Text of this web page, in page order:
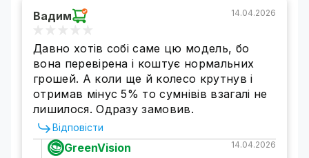
території України. Для отримання товару
заповніть заявку на сайті. Форм[Операционная
доставки обговорюються з покупцем при
оформленні замовлення.
Гарантія від виробника на GreenVision V-N-
S019/9 - 12 місяців.
Повернення і обмін товару проводиться
відповідно до Закону України "Про захист
прав споживача".
Вадим 14.04.2026
Давно хотів собі саме цю модель, бо
вона перевірена і коштує нормальних
грошей. А коли ще й колесо крутнув і
отримав мінус 5% то сумнівів взагалі не
лишилося. Одразу замовив.
Відповісти
GreenVision 14.04.2026